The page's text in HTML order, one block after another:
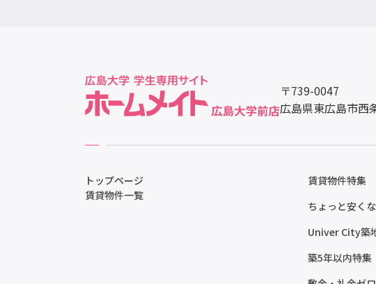
〒739-0047
広島県東広島市西
トップページ
賃貸物件一覧
賃貸物件特集
ちょっと安く
Univer City築
築5年以内特集